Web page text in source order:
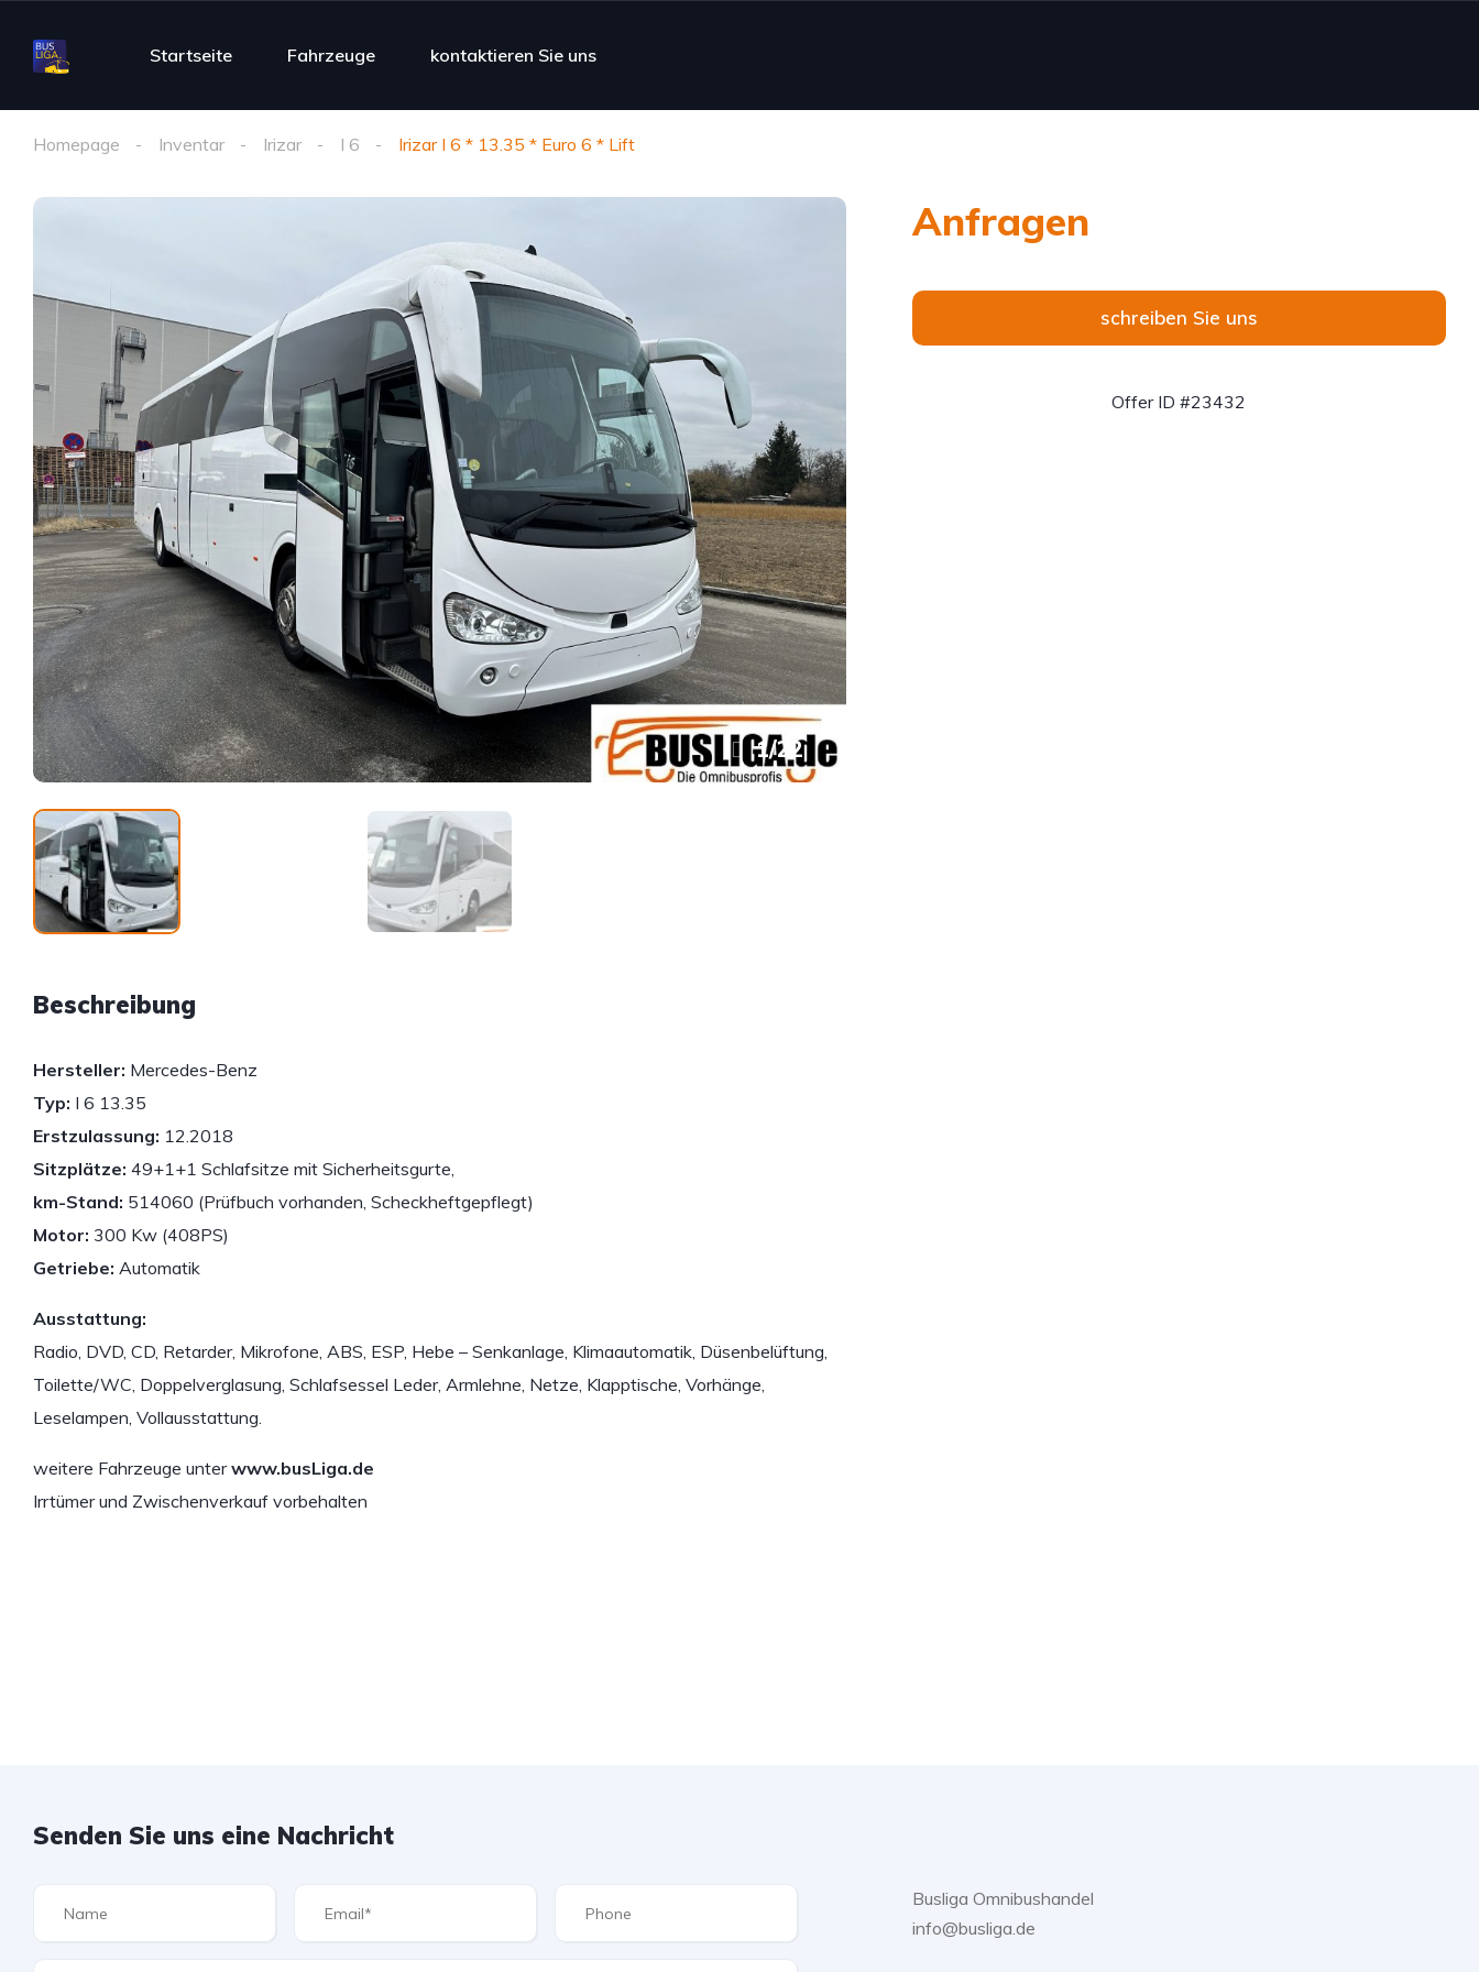
Startseite Fahrzeuge kontaktieren Sie uns
Homepage Inventar Irizar I 6 Irizar I 6 * 13.35 * Euro 6 * Lift
1/22
Beschreibung
Hersteller: Mercedes-Benz
Typ: I 6 13.35
Erstzulassung: 12.2018
Sitzplätze: 49+1+1 Schlafsitze mit Sicherheitsgurte,
km-Stand: 514060 (Prüfbuch vorhanden, Scheckheftgepflegt)
Motor: 300 Kw (408PS)
Getriebe: Automatik
Ausstattung:
Radio, DVD, CD, Retarder, Mikrofone, ABS, ESP, Hebe – Senkanlage, Klimaautomatik, Düsenbelüftung,
Toilette/WC, Doppelverglasung, Schlafsessel Leder, Armlehne, Netze, Klapptische, Vorhänge,
Leselampen, Vollausstattung.
weitere Fahrzeuge unterwww.busLiga.de
Irrtümer und Zwischenverkauf vorbehalten
Anfragen
schreiben Sie uns
Offer ID #23432
Senden Sie uns eine Nachricht
Busliga Omnibushandel
info@busliga.de